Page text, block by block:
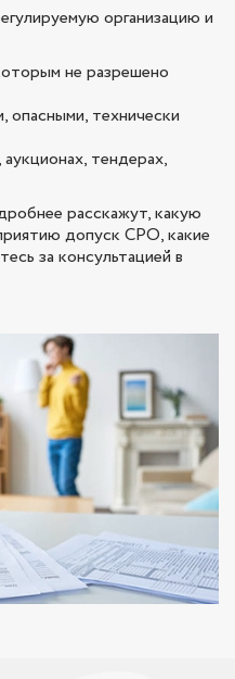
организацию и
не разрешено
опасными, технически
тендерах,
расскажут, какую
допуск СРО, какие
за консультацией в